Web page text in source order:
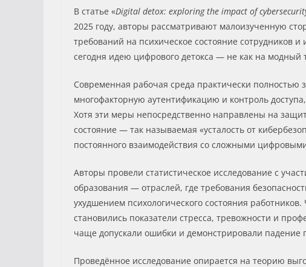
В статье «Digital detox: exploring the impact of
2025 году, авторы рассматривают малоизученную
требований на психическое состояние сотрудников
сегодня идею цифрового детокса — не как на модный
Современная рабочая среда практически
многофакторную аутентификацию и контроль
Хотя эти меры непосредственно направлены на
состояние — так называемая «усталость от
постоянного взаимодействия со сложными
Авторы провели статистическое исследование с
образования — отраслей, где требования
ухудшением психологического состояния
становились показатели стресса, тревожности и
чаще допускали ошибки и демонстрировали падение
Проведённое исследование опирается на теорию